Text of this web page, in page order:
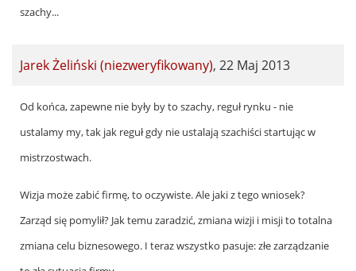
szachy...
Jarek Żeliński (niezweryfikowany), 22 Maj 2013
In
reply
to
gimk
(niezweryfikowany)
Od końca, zapewne nie były by to szachy, reguł rynku - nie
ustalamy my, tak jak reguł gdy nie ustalają szachiści startując w
mistrzostwach.
Wizja może zabić firmę, to oczywiste. Ale jaki z tego wniosek?
Zarząd się pomylił? Jak temu zaradzić, zmiana wizji i misji to totalna
zmiana celu biznesowego. I teraz wszystko pasuje: złe zarządzanie